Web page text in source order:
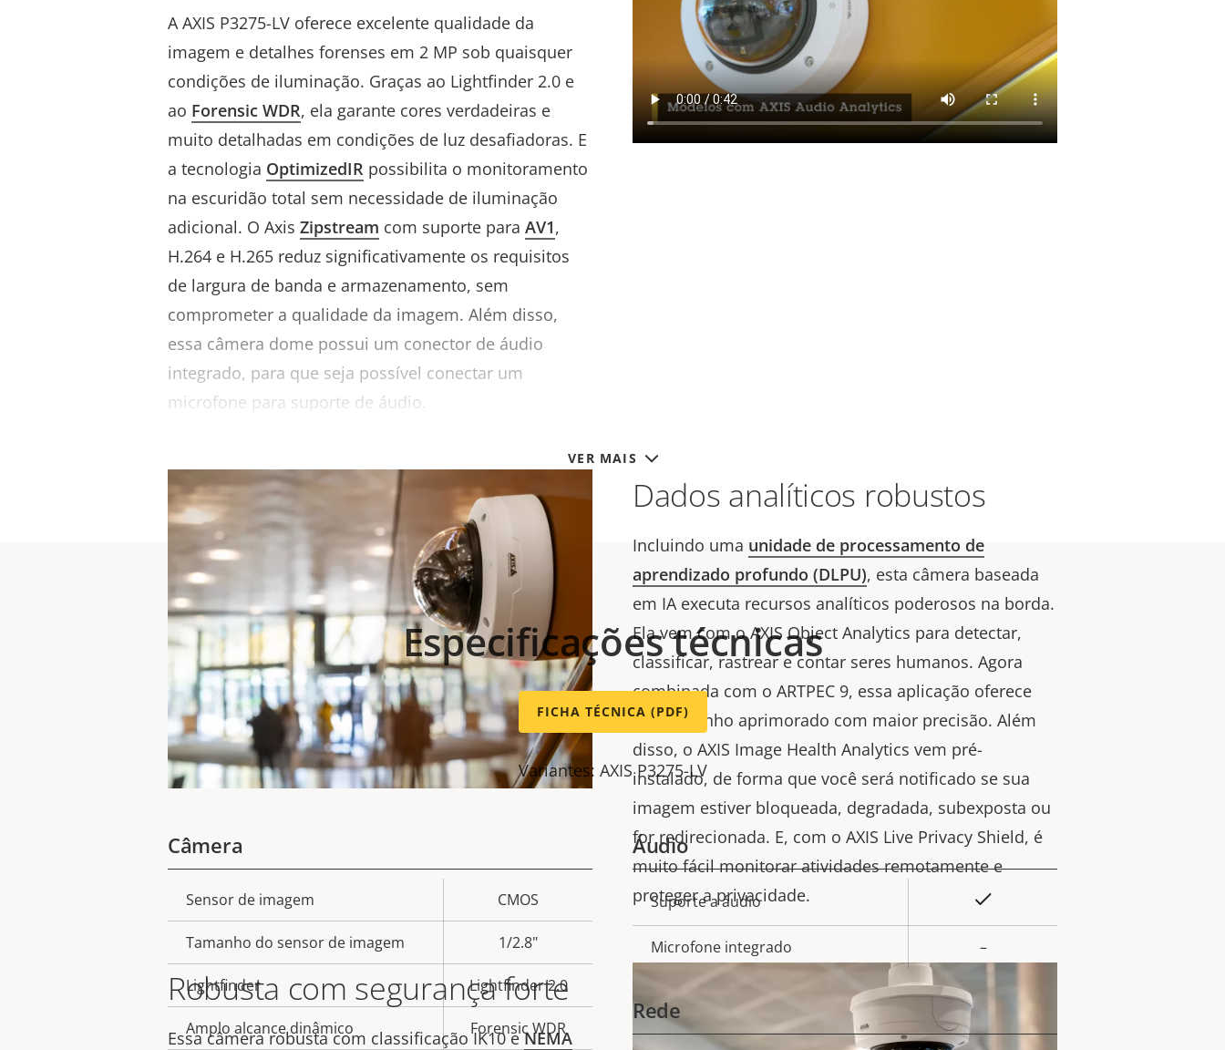
VER MAIS
A AXIS P3275-LV oferece excelente qualidade da
imagem e detalhes forenses em 2 MP sob quaisquer
condições de iluminação. Graças ao Lightfinder 2.0 e
ao Forensic WDR, ela garante cores verdadeiras e
muito detalhadas em condições de luz desafiadoras. E
a tecnologia OptimizedIR possibilita o monitoramento
na escuridão total sem necessidade de iluminação
adicional. O Axis Zipstream com suporte para AV1,
H.264 e H.265 reduz significativamente os requisitos
de largura de banda e armazenamento, sem
comprometer a qualidade da imagem. Além disso,
essa câmera dome possui um conector de áudio
integrado, para que seja possível conectar um
microfone para suporte de áudio.
Dados analíticos robustos
Incluindo uma unidade de processamento de
aprendizado profundo (DLPU), esta câmera baseada
em IA executa recursos analíticos poderosos na borda.
Ela vem com o AXIS Object Analytics para detectar,
classificar, rastrear e contar seres humanos. Agora
combinada com o ARTPEC 9, essa aplicação oferece
desempenho aprimorado com maior precisão. Além
disso, o AXIS Image Health Analytics vem pré-
instalado, de forma que você será notificado se sua
imagem estiver bloqueada, degradada, subexposta ou
for redirecionada. E, com o AXIS Live Privacy Shield, é
muito fácil monitorar atividades remotamente e
proteger a privacidade.
Robusta com segurança forte
Essa câmera robusta com classificação IK10 eNEMA
Especificações técnicas
FICHA TÉCNICA (PDF)
Variantes: AXIS P3275-LV
Câmera
Descrição
da
propriedade
Valor da
propriedade
Sensor de imagem CMOS
Tamanho do sensor de imagem 1/2.8"
Lightfinder Lightfinder 2.0
Amplo alcance dinâmico Forensic WDR
Áudio
Descrição
da
propriedade
propriedade
Suporte a áudio
Microfone integrado –
Rede